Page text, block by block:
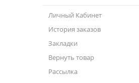
Велосипедная программа
Масла для лодочных моторов
Личный Кабинет
История заказов
Закладки
Вернуть товар
Рассылка